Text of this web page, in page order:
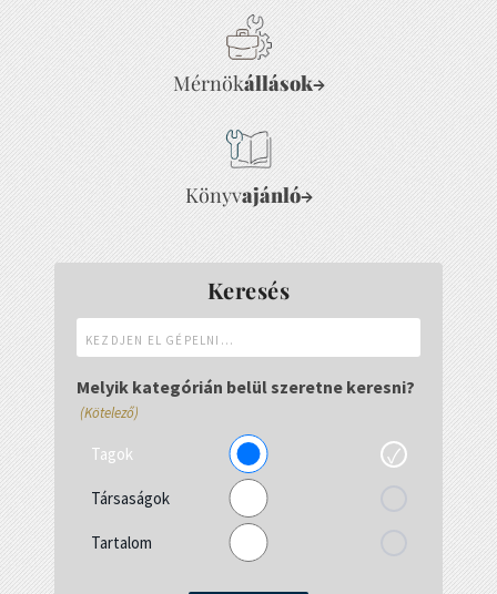
Mérnökállások→
Könyvajánló→
Keresés
el
gépelni...
Melyik kategórián belül szeretne keresni?
(Kötelező)
Tagok
Társaságok
Tartalom